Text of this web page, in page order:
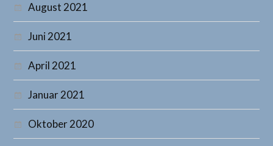
August 2021
Juni 2021
April 2021
Januar 2021
Oktober 2020